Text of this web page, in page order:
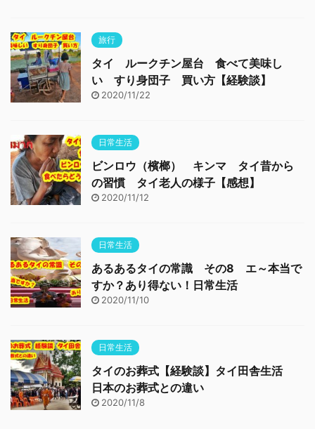
旅行
タイ ルークチン屋台 食べて美味し
い すり身団子 買い方【経験談】
2020/11/22
日常生活
ビンロウ（檳榔） キンマ タイ昔から
の習慣 タイ老人の様子【感想】
2020/11/12
日常生活
あるあるタイの常識 その8 エ～本当で
すか？あり得ない！日常生活
2020/11/10
日常生活
タイのお葬式【経験談】タイ田舎生活
日本のお葬式との違い
2020/11/8